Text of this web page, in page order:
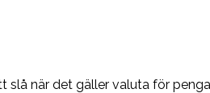
slå när det gäller valuta för